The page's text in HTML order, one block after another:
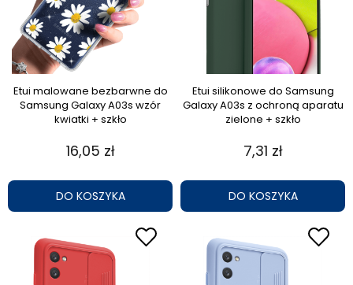
Etui malowane bezbarwne do
Samsung Galaxy A03s wzór
kwiatki + szkło
16,05 zł
DO KOSZYKA
Etui silikonowe do Samsung
Galaxy A03s z ochroną aparatu
zielone + szkło
7,31 zł
DO KOSZYKA